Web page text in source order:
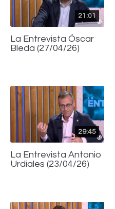
21:01
La Entrevista Óscar
Bleda (27/04/26)
29:45
La Entrevista Antonio
Urdiales (23/04/26)